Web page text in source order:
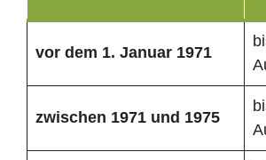
vor dem 1. Januar 1971
zwischen 1971 und 1975